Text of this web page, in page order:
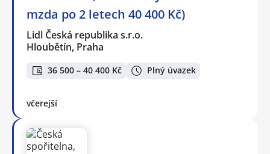
mzda po 2 letech 40 400 Kč)
Lidl Česká republika s.r.o.
Hloubětín, Praha
36 500 – 40 400 Kč Plný úvazek
včerejší